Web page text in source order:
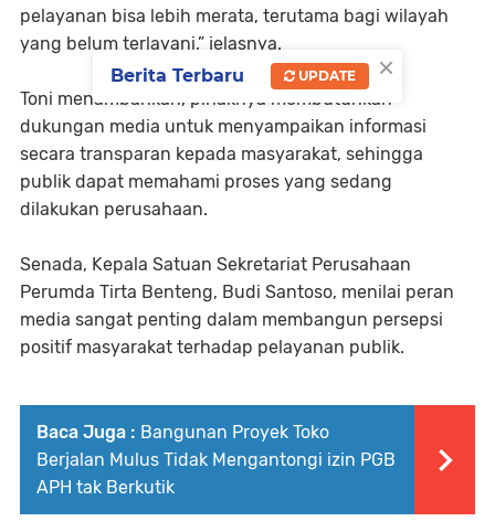
pelayanan bisa lebih merata, terutama bagi wilayah
yang belum terlayani,” jelasnya.
Toni menambahkan, pihaknya membutuhkan
dukungan media untuk menyampaikan informasi
secara transparan kepada masyarakat, sehingga
publik dapat memahami proses yang sedang
dilakukan perusahaan.
Senada, Kepala Satuan Sekretariat Perusahaan
Perumda Tirta Benteng, Budi Santoso, menilai peran
media sangat penting dalam membangun persepsi
positif masyarakat terhadap pelayanan publik.
Baca Juga : Bangunan Proyek Toko
Berjalan Mulus Tidak Mengantongi izin PGB
APH tak Berkutik
×
Berita Terbaru UPDATE